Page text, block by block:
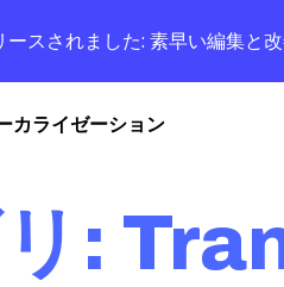
カライゼーション
:
スされました: 素早い編集と